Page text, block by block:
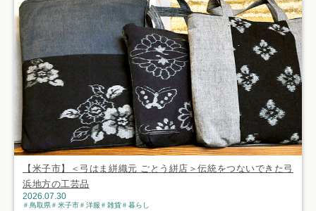
【米子市】＜弓はま絣織元 ごとう絣店＞伝統をつないできた弓
浜地方の工芸品
2026.07.30
鳥取県 米子市 洋服 雑貨 暮らし